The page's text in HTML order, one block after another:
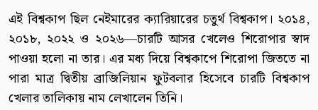
এই বিশ্বকাপ ছিল নেইমারের ক্যারিয়ারের চতুর্থ বিশ্বকাপ। ২০১৪,
২০১৮, ২০২২ ও ২০২৬—চারটি আসর খেলেও শিরোপার স্বাদ
পাওয়া হলো না তার। এর মধ্য দিয়ে বিশ্বকাপে শিরোপা জিততে না
পারা মাত্র দ্বিতীয় ব্রাজিলিয়ান ফুটবলার হিসেবে চারটি বিশ্বকাপ
খেলার তালিকায় নাম লেখালেন তিনি।